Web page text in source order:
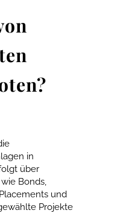
in
über
Bonds,
und
Projekte